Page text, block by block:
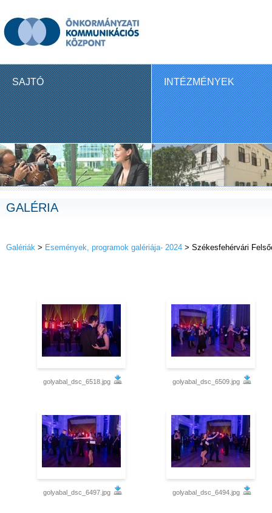
SAJTÓ INTÉZMÉNYEK
GALÉRIA
Galériák > Események, programok galériája- 2024 > Székesfehérvári
golyabal_dsc_6518.jpg golyabal_dsc_6509.jpg
golyabal_dsc_6497.jpg golyabal_dsc_6494.jpg